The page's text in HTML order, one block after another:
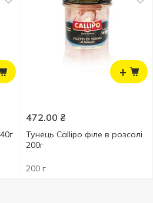
+
472.00 ₴
Тунець Callipo філе в розсолі
200г
200 г